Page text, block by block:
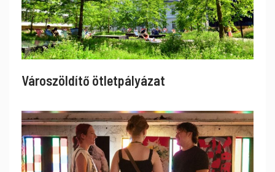
Városzöldítő ötletpályázat